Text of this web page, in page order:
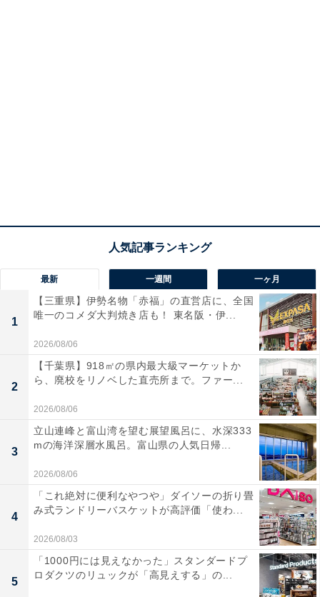
最新 一週間 一ヶ月
1
【三重県】伊勢名物「赤福」の直営店に、全国
唯一のコメダ大判焼き店も！ 東名阪・伊...
2026/08/06
2
【千葉県】918㎡の県内最大級マーケットか
ら、廃校をリノベした直売所まで。ファー...
2026/08/06
3
立山連峰と富山湾を望む展望風呂に、水深333
mの海洋深層水風呂。富山県の人気日帰...
2026/08/06
4
「これ絶対に便利なやつや」ダイソーの折り畳
み式ランドリーバスケットが高評価「使わ...
2026/08/03
5
「1000円には見えなかった」スタンダードプ
ロダクツのリュックが「高見えする」の...